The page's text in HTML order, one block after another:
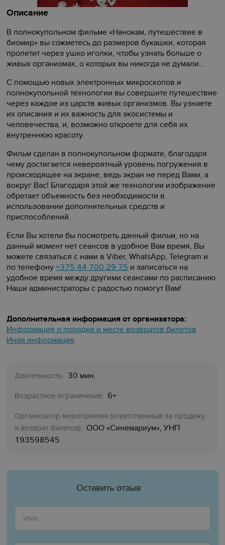
Описание
В полнокупольном фильме «Нанокам, путешествие в
биомир» вы сожметесь до размеров букашки, которая
пролетит через ушко иголки, чтобы узнать больше о
живых организмах, о которых вы никогда не думали…
С помощью новых электронных микроскопов и
полнокупольной технологии вы совершите путешествие
через каждое из царств живых организмов. Вы узнаете
их описания и их важность для экосистемы и
человечества, и, возможно откроете для себя их
внутреннюю красоту.
Фильм сделан в полнокупольном формате, благодаря
чему достигается невероятный уровень погружения в
происходящее на экране, ведь экран не перед Вами, а
вокруг Вас! Благодаря этой же технологии изображение
обретает объемность без необходимости в
использовании дополнительных средств и
приспособлений.
Если Вы хотели бы посмотреть данный фильм, но на
данный момент нет сеансов в удобное Вам время, Вы
можете связаться с нами в Viber, WhatsApp, Telegram и
по телефону+375 44 700 29 75 и записаться на
удобное время между другими сеансами по расписанию.
Наши администраторы с радостью помогут Вам!
Дополнительная информация от организатора:
Информация о порядке и месте возвратов билетов
Иная информация
Длительность: 30 мин.
Возрастное ограничение: 6+
Организатор мероприятия (ответственный за продажу
и возврат билетов): ООО «Синемариум», УНП
193598545
Оставить отзыв